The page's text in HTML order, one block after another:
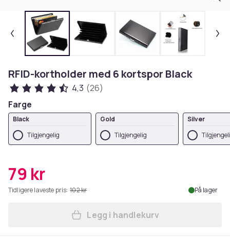
RFID-kortholder med 6 kortspor Black
4,3 (26)
Farge
Black
Tilgjengelig
Gold
Tilgjengelig
Silver
79 kr
Tidligere laveste pris: 102 kr På lager
Legg RFID-kortholder med
Legg i handlekurv